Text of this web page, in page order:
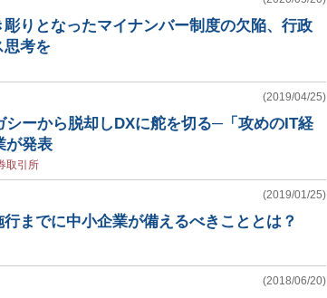
りとなったマイナンバー制度の欠陥、行政
思考を
(2019/04/25)
シーから脱却しDXに舵を切る─「攻めのIT経
が発表
取引所
(2019/01/25)
までに中小企業が備えるべきこととは？
(2018/06/20)